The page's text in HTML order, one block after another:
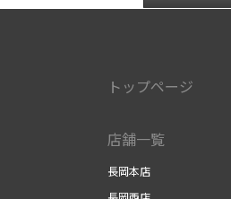
トップページ
店舗一覧
長岡本店